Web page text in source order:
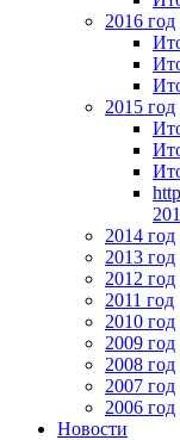
2016 год
2015 год
2014 год
2013 год
2012 год
2011 год
2010 год
2009 год
2008 год
2007 год
2006 год
Новости